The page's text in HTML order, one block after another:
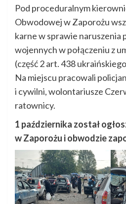
Pod proceduralnym
Obwodowej w Zaporożu
karne w sprawie naruszenia
wojennych w połączeniu z
(część 2 art. 438
Na miejscu pracowali
i cywilni, wolontariusze
ratownicy.
1 października został
w Zaporożu i obwodzie